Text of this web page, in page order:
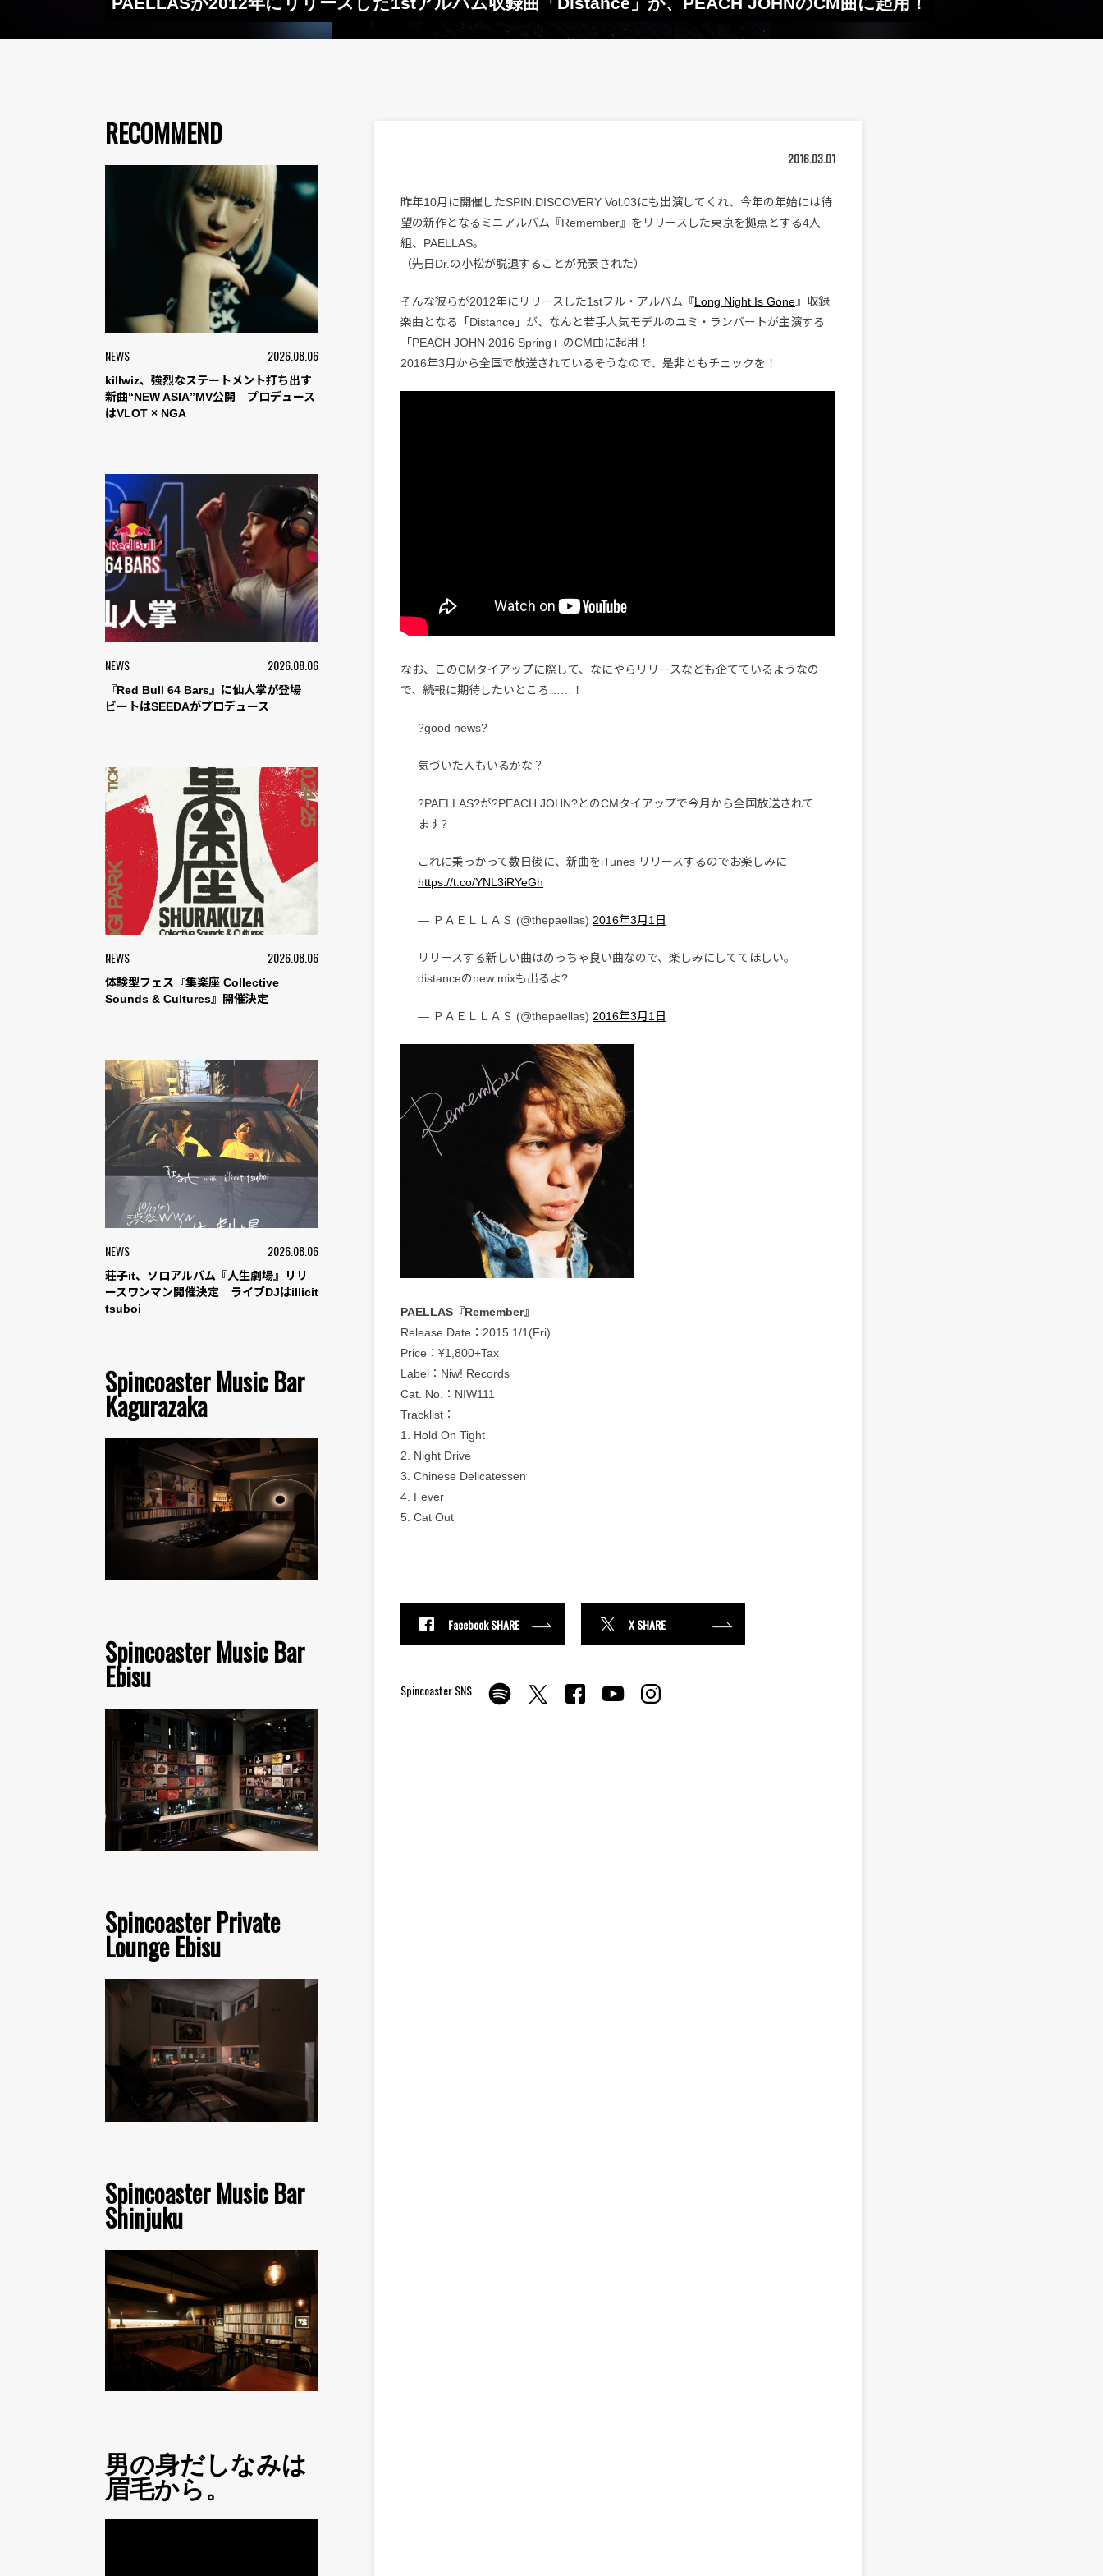
RECOMMEND
NEWS 2026.08.06
killwiz、強烈なステートメント打ち出す
新曲“NEW ASIA”MV公開 プロデュース
はVLOT × NGA
NEWS 2026.08.06
『Red Bull 64 Bars』に仙人掌が登場
ビートはSEEDAがプロデュース
NEWS 2026.08.06
体験型フェス『集楽座 Collective
Sounds & Cultures』開催決定
NEWS 2026.08.06
荘子it、ソロアルバム『人生劇場』リリ
ースワンマン開催決定 ライブDJはillicit
tsuboi
Spincoaster Music Bar
Kagurazaka
Spincoaster Music Bar
Ebisu
Spincoaster Private
Lounge Ebisu
Spincoaster Music Bar
Shinjuku
男の身だしなみは
眉毛から。
2016.03.01
昨年10月に開催したSPIN.DISCOVERY Vol.03にも出演してくれ、今年の年始には待
望の新作となるミニアルバム『Remember』をリリースした東京を拠点とする4人
組、PAELLAS。
（先日Dr.の小松が脱退することが発表された）
そんな彼らが2012年にリリースした1stフル・アルバム『Long Night Is Gone』収録
楽曲となる「Distance」が、なんと若手人気モデルのユミ・ランバートが主演する
「PEACH JOHN 2016 Spring」のCM曲に起用！
2016年3月から全国で放送されているそうなので、是非ともチェックを！
なお、このCMタイアップに際して、なにやらリリースなども企てているようなの
で、続報に期待したいところ……！
?good news?
気づいた人もいるかな？
?PAELLAS?が?PEACH JOHN?とのCMタイアップで今月から全国放送されて
ます?
これに乗っかって数日後に、新曲をiTunes リリースするのでお楽しみに
https://t.co/YNL3iRYeGh
— ＰＡＥＬＬＡＳ (@thepaellas) 2016年3月1日
リリースする新しい曲はめっちゃ良い曲なので、楽しみにしててほしい。
distanceのnew mixも出るよ?
— ＰＡＥＬＬＡＳ (@thepaellas) 2016年3月1日
PAELLAS『Remember』
Release Date：2015.1/1(Fri)
Price：¥1,800+Tax
Label：Niw! Records
Cat. No.：NIW111
Tracklist：
1. Hold On Tight
2. Night Drive
3. Chinese Delicatessen
4. Fever
5. Cat Out
Facebook SHARE X SHARE
Spincoaster SNS